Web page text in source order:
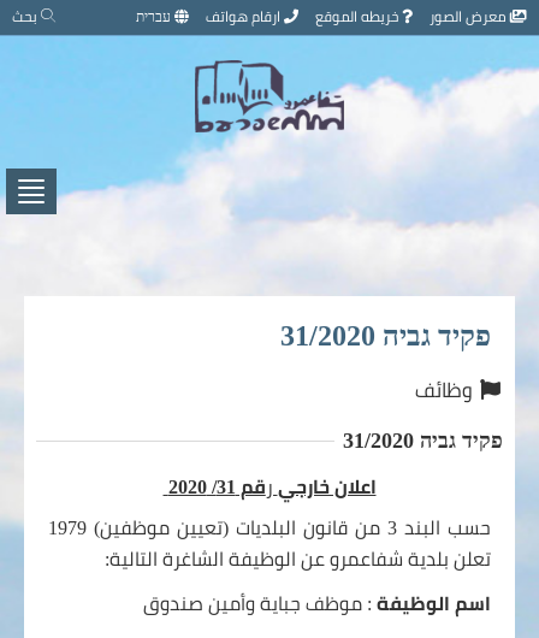
تخطي
إلى
محتوى
الصفحة
معرض الصور خريطه الموقع ارقام هواتف עברית بحث
لفتح
פקיד גביה 31/2020
وظائف
פקיד גביה 31/2020
اعلان خارجيرقم 31/ 2020
حسب البند 3 من قانون البلديات (تعيين موظفين) 1979
تعلن بلدية شفاعمرو عن الوظيفة الشاغرة التالية:
اسم الوظيفة:موظف جبايةوأمين صندوق